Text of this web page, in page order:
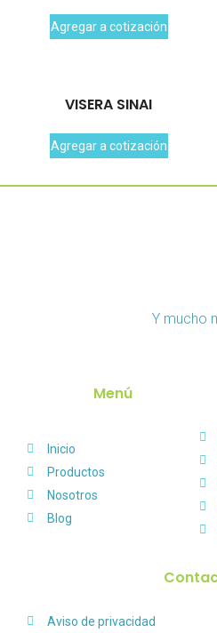
Agregar a cotización
VISERA SINAI
Agregar a cotización
Y mucho
Menú
Inicio
Productos
Nosotros
Blog
Aviso de privacidad